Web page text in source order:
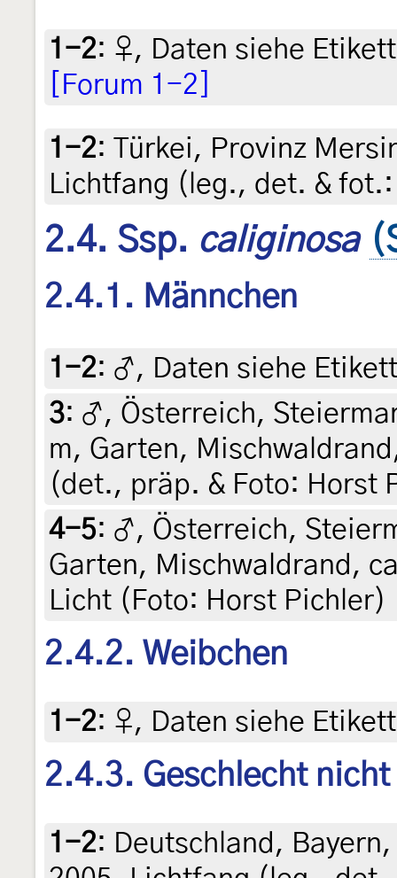
1-2: ♀, Daten siehe
[Forum 1-2]
1-2: Türkei, Provinz
Lichtfang (leg., det. &
2.4. Ssp. caliginosa
2.4.1. Männchen
1-2: ♂, Daten siehe
3: ♂, Österreich,
m, Garten,
(det., präp. & Foto: Horst
4-5: ♂, Österreich,
Garten, Mischwaldrand,
Licht (Foto: Horst Pichler)
2.4.2. Weibchen
1-2: ♀, Daten siehe
2.4.3. Geschlecht
1-2: Deutschland,